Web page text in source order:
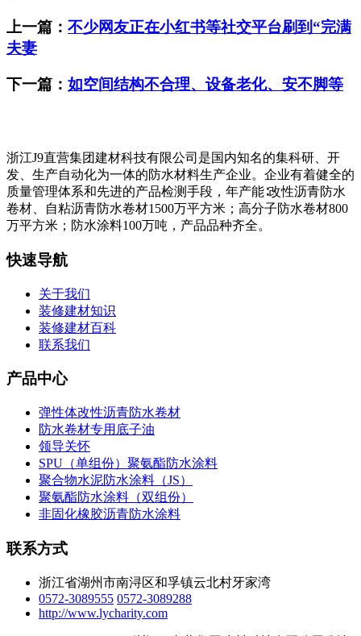
上一篇： 不少网友正在小红书等社交平台刷到“完满
夫妻
下一篇： 如空间结构不合理、设备老化、安不脚等
浙江J9直营集团建材科技有限公司是国内知名的集科研、开
发、生产自动化为一体的防水材料生产企业。企业有着健全的
质量管理体系和先进的产品检测手段，年产能∶改性沥青防水
卷材、自粘沥青防水卷材1500万平方米；高分子防水卷材800
万平方米；防水涂料100万吨，产品品种齐全。
快速导航
关于我们
装修建材知识
装修建材百科
联系我们
产品中心
弹性体改性沥青防水卷材
防水卷材专用底子油
领导关怀
SPU（单组份）聚氨酯防水涂料
聚合物水泥防水涂料（JS）
聚氨酯防水涂料（双组份）
非固化橡胶沥青防水涂料
联系方式
浙江省湖州市南浔区和孚镇云北村牙家湾
0572-3089555 0572-3089288
http://www.lycharity.com